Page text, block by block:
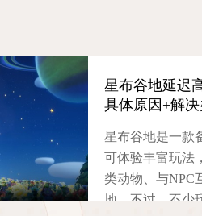
星布谷地延迟
具体原因+解
星布谷地是一款
可体验丰富玩法
类动物、与NPC
地。不过，不少